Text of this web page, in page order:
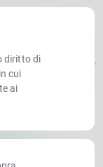
diritto di
cui
ai